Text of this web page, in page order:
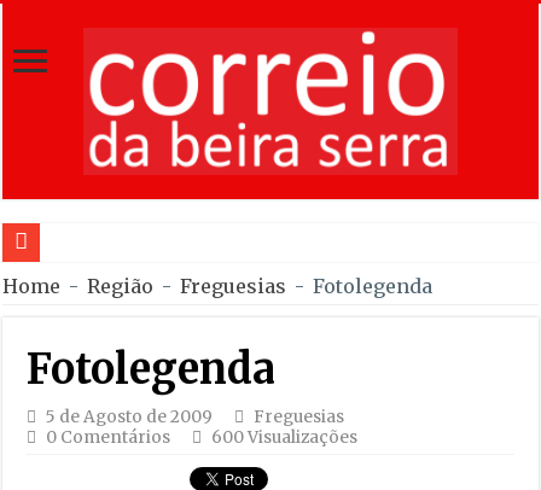
Home - Região - Freguesias - Fotolegenda
Fotolegenda
5 de Agosto de 2009
Freguesias
0 Comentários
600 Visualizações